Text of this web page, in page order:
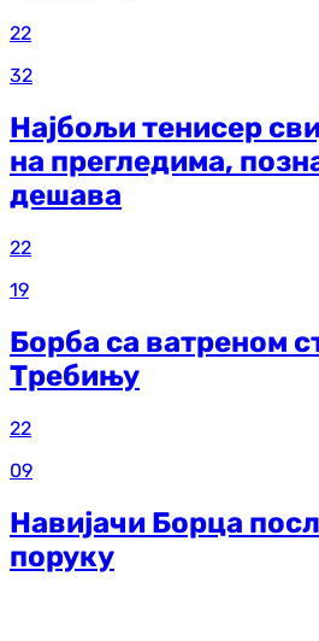
22
32
Најбољи тенисер
на прегледима,
дешава
22
19
Борба са ватреном
Требињу
22
09
Навијачи Борца
поруку